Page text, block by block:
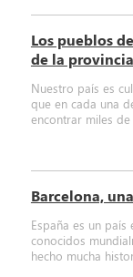
Los pueblos
de la
Nuestro país es
que en cada una
encontrar miles
Barcelona,
España es un
conocidos
hecho mucha